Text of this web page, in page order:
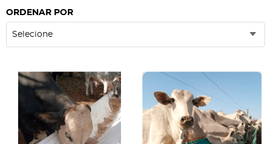
ORDENAR POR
Selecione